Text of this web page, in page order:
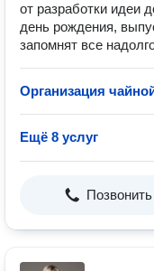
от разработки идеи
день рождения,
запомнят все
Организация
Ещё 8 услуг
Позвонить